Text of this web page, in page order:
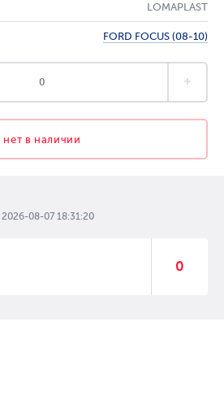
LOMAPLAST
FORD FOCUS (08-10)
нет в наличии
2026-08-07 18:31:20
0